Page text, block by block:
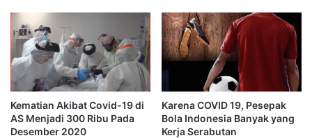
Kematian Akibat Covid-19 di
AS Menjadi 300 Ribu Pada
Desember 2020
Karena COVID 19, Pesepak
Bola Indonesia Banyak yang
Kerja Serabutan